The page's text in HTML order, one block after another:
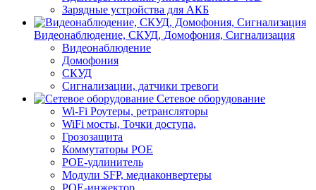
Зарядные устройства для АКБ
Видеонаблюдение, СКУД, Домофония, Сигнализация
Видеонаблюдение
Домофония
СКУД
Сигнализации, датчики тревоги
Сетевое оборудование
Wi-Fi Роутеры, ретрансляторы
WiFi мосты, Точки доступа,
Грозозащита
Коммутаторы POE
POE-удлинитель
Модули SFP, медиаконвертеры
POE-инжектор